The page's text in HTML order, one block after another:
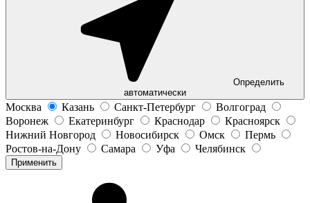
Определить
автоматически
Москва Казань Санкт-Петербург
Волгоград
Воронеж
Екатеринбург Краснодар
Красноярск
Нижний Новгород
Новосибирск Омск
Пермь
Ростов-на-Дону
Самара Уфа Челябинск
Применить